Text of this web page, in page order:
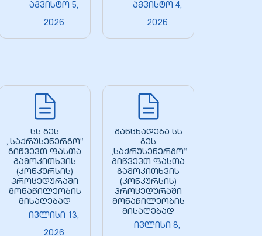
აგვისტო 5,
2026
აგვისტო 4,
2026
სს გეს
„საქრუსენერგო“
გიწვევთ ფასთა
გამოკითხვის
(კონკურსის)
პროცედურაში
მონაწილეობის
მისაღებად
ივლისი 13,
2026
განცხადება სს
გეს
„საქრუსენერგო“
გიწვევთ ფასთა
გამოკითხვის
(კონკურსის)
პროცედურაში
მონაწილეობის
მისაღებად
ივლისი 8,